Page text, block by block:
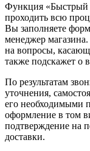
Функция «Быстрый
проходить всю
Вы заполняете
менеджер магазина.
на вопросы,
также подскажет о
По результатам
уточнения,
его необходимыми
оформление в том
подтверждение на
доставки.